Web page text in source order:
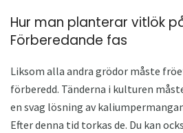
Hur man planterar vitlök
Förberedande fas
Liksom alla andra grödor måste
förberedd. Tänderna i kulturen
en svag lösning av
Efter denna tid torkas de. Du kan